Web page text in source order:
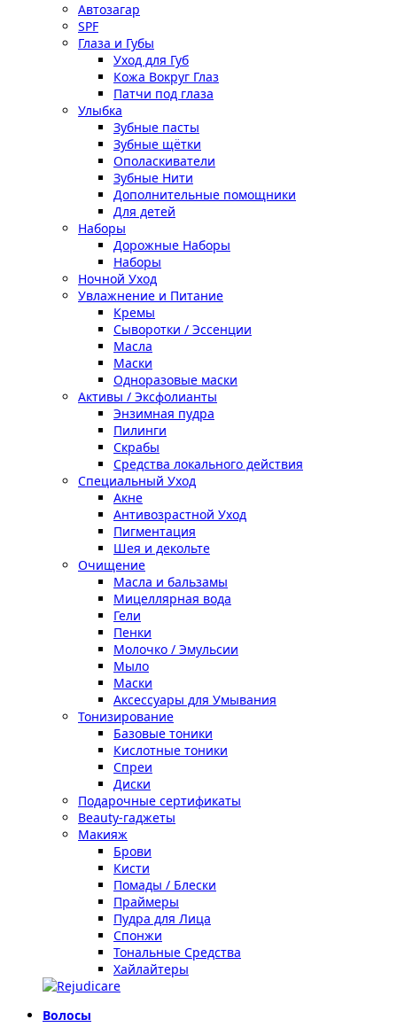
Автозагар
SPF
Глаза и Губы
Уход для Губ
Кожа Вокруг Глаз
Патчи под глаза
Улыбка
Зубные пасты
Зубные щётки
Ополаскиватели
Зубные Нити
Дополнительные помощники
Для детей
Наборы
Дорожные Наборы
Наборы
Ночной Уход
Увлажнение и Питание
Кремы
Сыворотки / Эссенции
Масла
Маски
Одноразовые маски
Активы / Эксфолианты
Энзимная пудра
Пилинги
Скрабы
Средства локального действия
Специальный Уход
Акне
Антивозрастной Уход
Пигментация
Шея и декольте
Очищение
Масла и бальзамы
Мицеллярная вода
Гели
Пенки
Молочко / Эмульсии
Мыло
Маски
Аксессуары для Умывания
Тонизирование
Базовые тоники
Кислотные тоники
Спреи
Диски
Подарочные сертификаты
Beauty-гаджеты
Макияж
Брови
Кисти
Помады / Блески
Праймеры
Пудра для Лица
Спонжи
Тональные Средства
Хайлайтеры
Волосы